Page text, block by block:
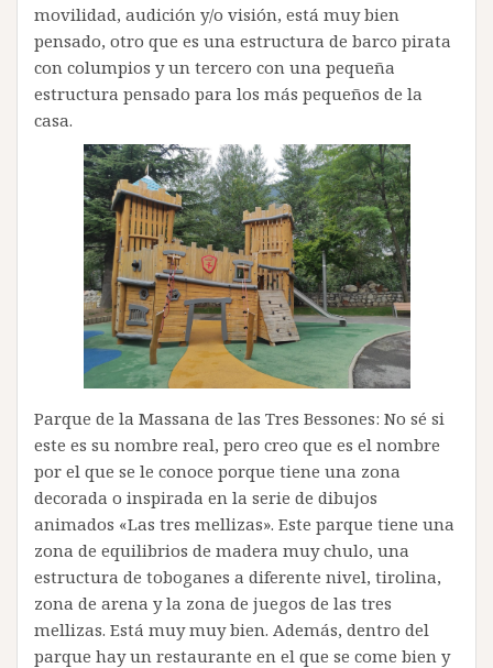
movilidad, audición y/o visión, está muy bien
pensado, otro que es una estructura de barco pirata
con columpios y un tercero con una pequeña
estructura pensado para los más pequeños de la
casa.
Parque de la Massana de las Tres Bessones: No sé si
este es su nombre real, pero creo que es el nombre
por el que se le conoce porque tiene una zona
decorada o inspirada en la serie de dibujos
animados «Las tres mellizas». Este parque tiene una
zona de equilibrios de madera muy chulo, una
estructura de toboganes a diferente nivel, tirolina,
zona de arena y la zona de juegos de las tres
mellizas. Está muy muy bien. Además, dentro del
parque hay un restaurante en el que se come bien y